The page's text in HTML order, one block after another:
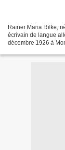
Rainer Maria Rilke,
écrivain de langue
décembre 1926 à